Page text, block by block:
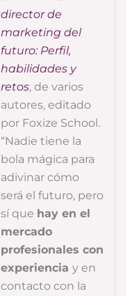
director de
marketing del
futuro: Perfil,
habilidades y
retos, de varios
autores, editado
por Foxize School.
“Nadie tiene la
bola mágica para
adivinar cómo
será el futuro, pero
sí que hay en el
mercado
profesionales con
experienciay en
contacto con la